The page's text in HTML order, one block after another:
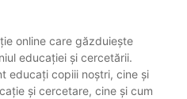
online care găzduiește
educației și cercetării.
educați copiii noștri, cine și
și cercetare, cine și cum